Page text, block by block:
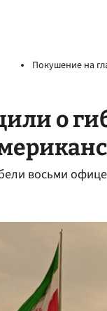
Покушение на
о
восьми